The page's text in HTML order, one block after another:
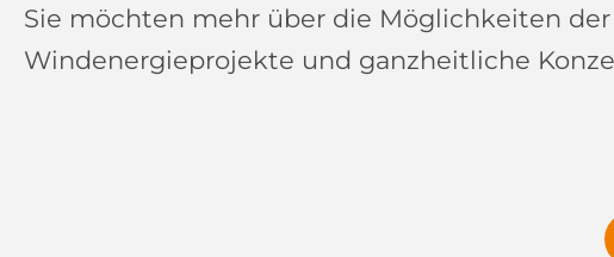
Sie möchten mehr über die Möglichkeiten
Windenergieprojekte und ganzheitliche